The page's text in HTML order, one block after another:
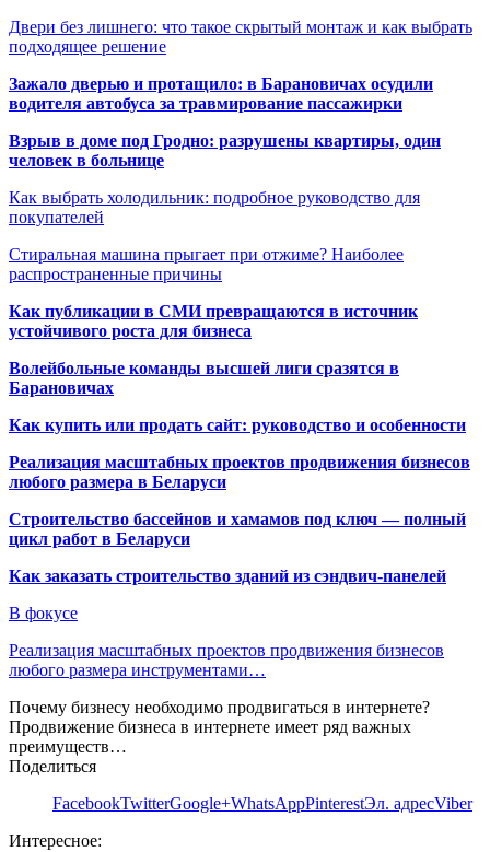
Двери без лишнего: что такое скрытый монтаж и как выбрать
подходящее решение
Зажало дверью и протащило: в Барановичах осудили
водителя автобуса за травмирование пассажирки
Взрыв в доме под Гродно: разрушены квартиры, один
человек в больнице
Как выбрать холодильник: подробное руководство для
покупателей
Стиральная машина прыгает при отжиме? Наиболее
распространенные причины
Как публикации в СМИ превращаются в источник
устойчивого роста для бизнеса
Волейбольные команды высшей лиги сразятся в
Барановичах
Как купить или продать сайт: руководство и особенности
Реализация масштабных проектов продвижения бизнесов
любого размера в Беларуси
Строительство бассейнов и хамамов под ключ — полный
цикл работ в Беларуси
Как заказать строительство зданий из сэндвич-панелей
В фокусе
Реализация масштабных проектов продвижения бизнесов
любого размера инструментами…
Почему бизнесу необходимо продвигаться в интернете?
Продвижение бизнеса в интернете имеет ряд важных
преимуществ…
Поделиться
FacebookTwitterGoogle+WhatsAppPinterestЭл. адресViber
Интересное: